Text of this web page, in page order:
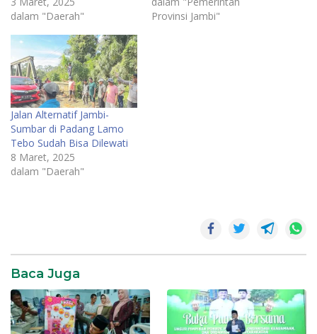
dalam "Daerah"
Provinsi Jambi"
Jalan Alternatif Jambi-
Sumbar di Padang Lamo
Tebo Sudah Bisa Dilewati
8 Maret, 2025
dalam "Daerah"
Padang-
Jambi
Putus
Baca Juga